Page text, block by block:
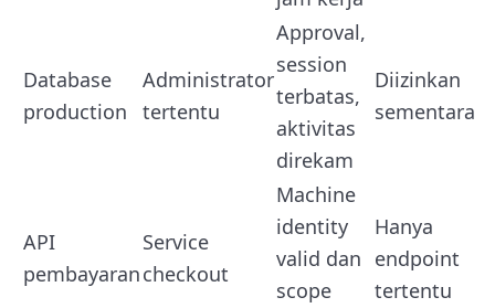
Database
production
Administrator
tertentu
Approval,
session
terbatas,
aktivitas
direkam
Diizinkan
sementara
API
pembayaran
Service
checkout
Machine
identity
valid dan
scope
Hanya
endpoint
tertentu